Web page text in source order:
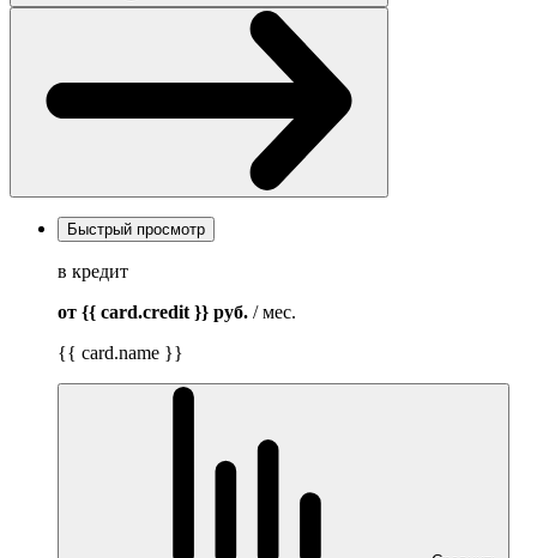
Быстрый просмотр
в кредит
от {{ card.credit }} руб. / мес.
{{ card.name }}